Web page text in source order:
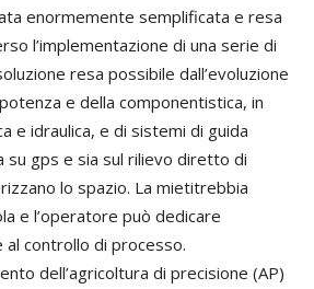
enormemente semplificata e resa
l’implementazione di una serie di
resa possibile dall’evoluzione
e della componentistica, in
e idraulica, e di sistemi di guida
su gps e sia sul rilievo diretto di
lo spazio. La mietitrebbia
e l’operatore può dedicare
controllo di processo.
dell’agricoltura di precisione (AP)